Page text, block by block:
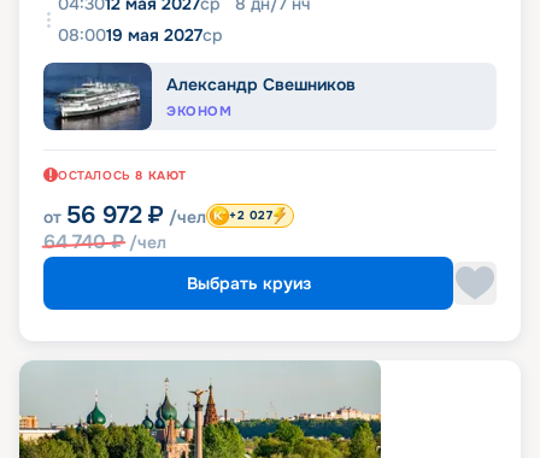
08:0019 мая 2027ср
Александр Свешников
ЭКОНОМ
ОСТАЛОСЬ 8 КАЮТ
от 56 972 ₽ /чел
64 740₽ /чел
+2 027
Выбрать круиз